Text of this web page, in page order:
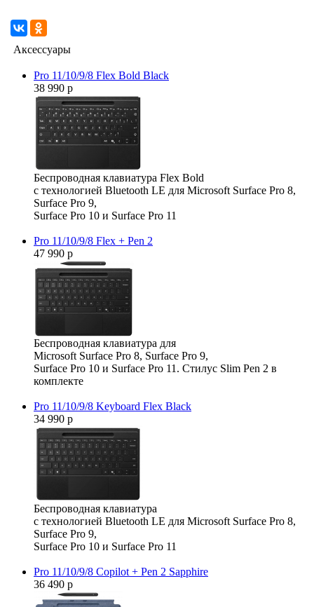
Аксессуары
Pro 11/10/9/8 Flex Bold Black
38 990 р
Беспроводная клавиатура Flex Bold
с технологией Bluetooth LE для Microsoft Surface Pro 8,
Surface Pro 9,
Surface Pro 10 и Surface Pro 11
Pro 11/10/9/8 Flex + Pen 2
47 990 р
Беспроводная клавиатура для
Microsoft Surface Pro 8, Surface Pro 9,
Surface Pro 10 и Surface Pro 11. Стилус Slim Pen 2 в
комплекте
Pro 11/10/9/8 Keyboard Flex Black
34 990 р
Беспроводная клавиатура
с технологией Bluetooth LE для Microsoft Surface Pro 8,
Surface Pro 9,
Surface Pro 10 и Surface Pro 11
Pro 11/10/9/8 Copilot + Pen 2 Sapphire
36 490 р